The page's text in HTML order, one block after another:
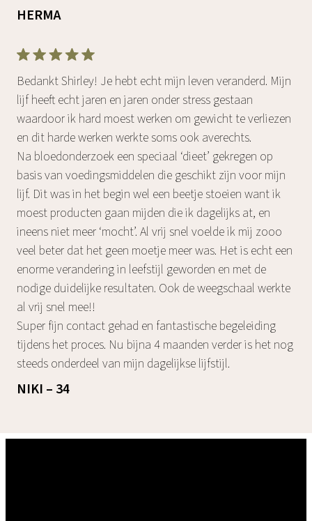
HERMA
Bedankt Shirley! Je hebt echt mijn leven veranderd. Mijn
lijf heeft echt jaren en jaren onder stress gestaan
waardoor ik hard moest werken om gewicht te verliezen
en dit harde werken werkte soms ook averechts.
Na bloedonderzoek een speciaal ‘dieet’ gekregen op
basis van voedingsmiddelen die geschikt zijn voor mijn
lijf. Dit was in het begin wel een beetje stoeien want ik
moest producten gaan mijden die ik dagelijks at, en
ineens niet meer ‘mocht’. Al vrij snel voelde ik mij zooo
veel beter dat het geen moetje meer was. Het is echt een
enorme verandering in leefstijl geworden en met de
nodige duidelijke resultaten. Ook de weegschaal werkte
al vrij snel mee!!
Super fijn contact gehad en fantastische begeleiding
tijdens het proces. Nu bijna 4 maanden verder is het nog
steeds onderdeel van mijn dagelijkse lijfstijl.
NIKI – 34